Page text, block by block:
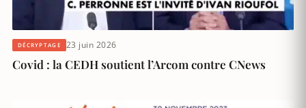
DÉCRYPTAGE 23 juin 2026
Covid : la CEDH soutient l’Arcom contre CNews